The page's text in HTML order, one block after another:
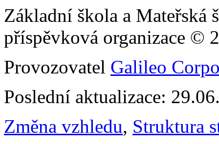
Základní škola a Mateřská
příspěvková organizace ©
Provozovatel Galileo
Poslední aktualizace:
Změna vzhledu, Struktura